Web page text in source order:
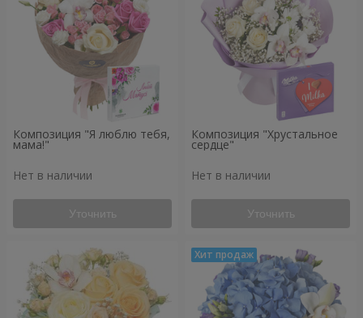
Композиция "Я люблю тебя,
мама!"
Нет в наличии
Уточнить
Композиция "Хрустальное
сердце"
Нет в наличии
Уточнить